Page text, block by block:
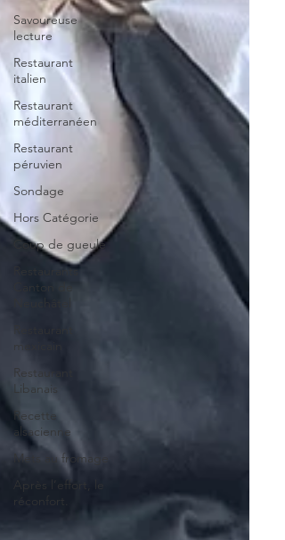
Savoureuse
lecture
Restaurant
italien
Restaurant
méditerranéen
Restaurant
péruvien
Sondage
Hors Catégorie
Coup de gueule
Restaurants
Canton de
Restaurant
Libanais
Recette
alsacienne
Mets au fromage
Après l’effort, le
réconfort.